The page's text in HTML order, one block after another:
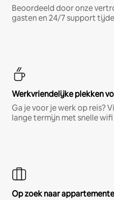
Beoordeeld door onze
gasten en 24/7 support
Werkvriendelijke plekken
Ga je voor je werk op reis?
lange termijn met snelle
Op zoek naar